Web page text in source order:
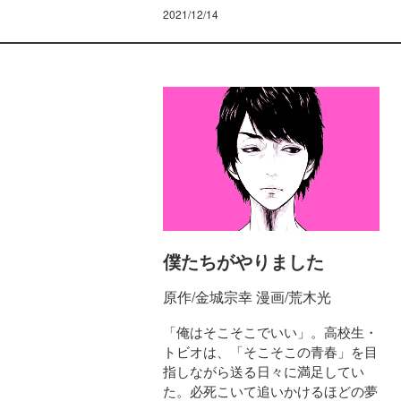
2021/12/14
僕たちがやりました
原作/金城宗幸 漫画/荒木光
「俺はそこそこでいい」。高校生・
トビオは、「そこそこの青春」を目
指しながら送る日々に満足してい
た。必死こいて追いかけるほどの夢